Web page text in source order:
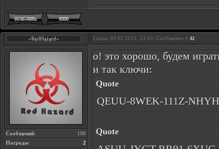
«RędHążąrd» Среда, 09.02.2011, 13:43 | Сообщение # 32
Сообщений:
196
Награды: 2
о! это хорошо, будем
и так ключи:
Quote
QEUU-8WEK-111Z-
Quote